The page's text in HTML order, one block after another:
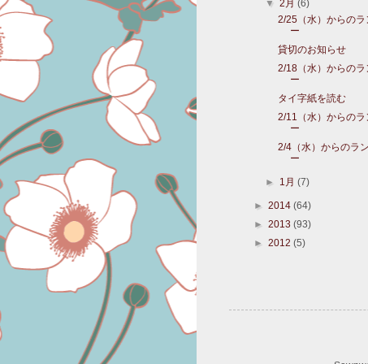
▼2月(6)
2/25（水）からのラ
ー
貸切のお知らせ
2/18（水）からのラ
ー
タイ字紙を読む
2/11（水）からのラ
ー
2/4（水）からのラ
ー
► 1月(7)
► 2014 (64)
► 2013 (93)
► 2012 (5)